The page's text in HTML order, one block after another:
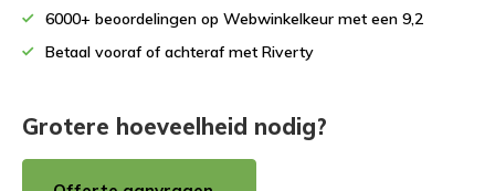
6000+ beoordelingen op Webwinkelkeur met een 9,2
Betaal vooraf of achteraf met Riverty
Grotere hoeveelheid nodig?